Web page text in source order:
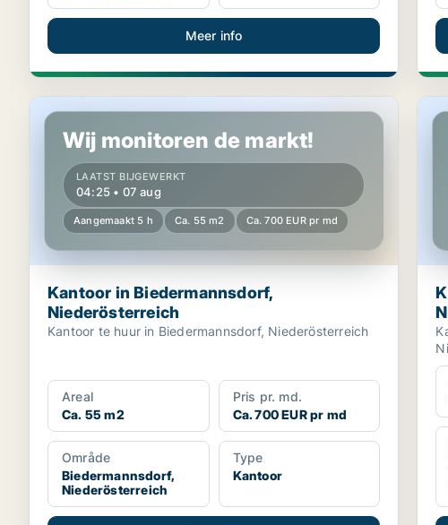
Meer info
Kantoor in Biedermannsdorf, Niederösterreich
Wij monitoren de markt!
LAATST BIJGEWERKT
04:25 • 07 aug
Aangemaakt 5 h Ca. 55 m2 Ca. 700 EUR pr md
Kantoor in Biedermannsdorf,
Niederösterreich
Kantoor te huur in Biedermannsdorf, Niederösterreich
Areal
Ca. 55 m2
Pris pr. md.
Ca. 700 EUR pr md
Område
Biedermannsdorf,
Niederösterreich
Type
Kantoor